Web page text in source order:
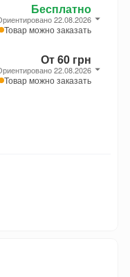
Бесплатно
22.08.2026
Товар можно заказать
От 60 грн
22.08.2026
Товар можно заказать